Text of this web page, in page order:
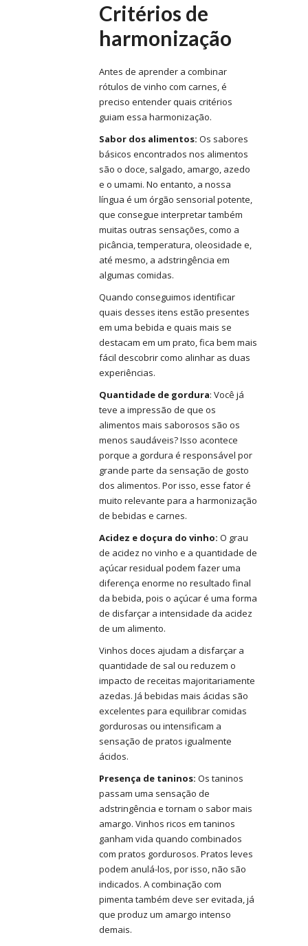
Critérios de
harmonização
Antes de aprender a combinar
rótulos de vinho com carnes, é
preciso entender quais critérios
guiam essa harmonização.
Sabor dos alimentos: Os sabores
básicos encontrados nos alimentos
são o doce, salgado, amargo, azedo
e o umami. No entanto, a nossa
língua é um órgão sensorial potente,
que consegue interpretar também
muitas outras sensações, como a
picância, temperatura, oleosidade e,
até mesmo, a adstringência em
algumas comidas.
Quando conseguimos identificar
quais desses itens estão presentes
em uma bebida e quais mais se
destacam em um prato, fica bem mais
fácil descobrir como alinhar as duas
experiências.
Quantidade de gordura: Você já
teve a impressão de que os
alimentos mais saborosos são os
menos saudáveis? Isso acontece
porque a gordura é responsável por
grande parte da sensação de gosto
dos alimentos. Por isso, esse fator é
muito relevante para a harmonização
de bebidas e carnes.
Acidez e doçura do vinho: O grau
de acidez no vinho e a quantidade de
açúcar residual podem fazer uma
diferença enorme no resultado final
da bebida, pois o açúcar é uma forma
de disfarçar a intensidade da acidez
de um alimento.
Vinhos doces ajudam a disfarçar a
quantidade de sal ou reduzem o
impacto de receitas majoritariamente
azedas. Já bebidas mais ácidas são
excelentes para equilibrar comidas
gordurosas ou intensificam a
sensação de pratos igualmente
ácidos.
Presença de taninos: Os taninos
passam uma sensação de
adstringência e tornam o sabor mais
amargo. Vinhos ricos em taninos
ganham vida quando combinados
com pratos gordurosos. Pratos leves
podem anulá-los, por isso, não são
indicados. A combinação com
pimenta também deve ser evitada, já
que produz um amargo intenso
demais.